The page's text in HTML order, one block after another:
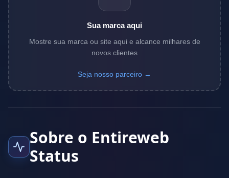
Sua marca aqui
Mostre sua marca ou site aqui e alcance milhares de
novos clientes
Seja nosso parceiro →
Sobre o Entireweb
Status